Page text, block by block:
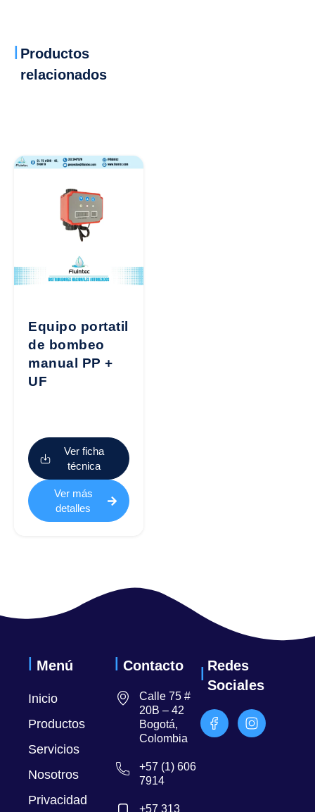
Productos
relacionados
Equipo portatil
de bombeo
manual PP +
UF
Ver ficha
técnica
Ver más
detalles
Menú
Inicio
Productos
Servicios
Nosotros
Privacidad
Contacto
Calle 75 #
20B – 42
Bogotá,
Colombia
+57 (1) 606
7914
+57 313
Redes
Sociales